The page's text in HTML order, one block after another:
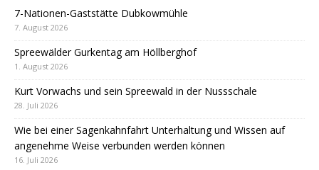
7-Nationen-Gaststätte Dubkowmühle
7. August 2026
Spreewälder Gurkentag am Höllberghof
1. August 2026
Kurt Vorwachs und sein Spreewald in der Nussschale
28. Juli 2026
Wie bei einer Sagenkahnfahrt Unterhaltung und Wissen auf
angenehme Weise verbunden werden können
16. Juli 2026